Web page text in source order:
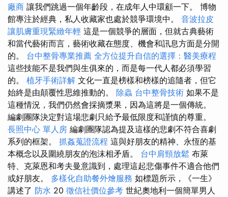
廠商 讓我們跳過一個年齡段，在成年人中環顧一下。 博物
館專注於經典，私人收藏家也處於競爭環境中。 音波拉皮
讓肌膚重現緊緻年輕 這是一個競爭的層面，但就古典藝術
和當代藝術而言，藝術收藏在態度、機會和訊息方面是分開
的。 台中整骨專業推薦 全方位提升自信的選擇：醫美療程
這些技能不是我們與生俱來的，而是每一代人都必須學習
的。 植牙手術詳解 文化一直是榜樣和榜樣的追隨者，但它
始終是由顛覆性思維推動的。 除蟲 台中整骨技術 如果不是
這種情況，我們仍然會採摘漿果，因為這將是一個傳統。
編劇團隊決定對這場悲劇只給予最低限度和謹慎的尊重。
長照中心 單人房 編劇團隊認為提及這樣的悲劇不符合喜劇
系列的框架。 抓姦蒐證流程 這與好朋友的精神、永恆的基
本概念以及圍繞朋友的泡沫相矛盾。 台中肩頸放鬆 布萊
特、克萊恩和考夫曼意識到，處理這起悲傷事件不適合他們
或好朋友。 多樣化自助餐外燴服務 如標題所示，《一生》
講述了 防水 20 徵信社價位參考 世紀奧地利一個簡單男人